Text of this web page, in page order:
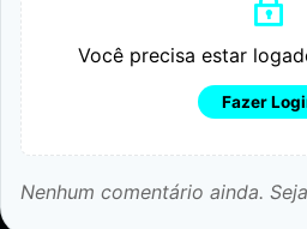
Você precisa estar
Fazer
Nenhum comentário ainda.